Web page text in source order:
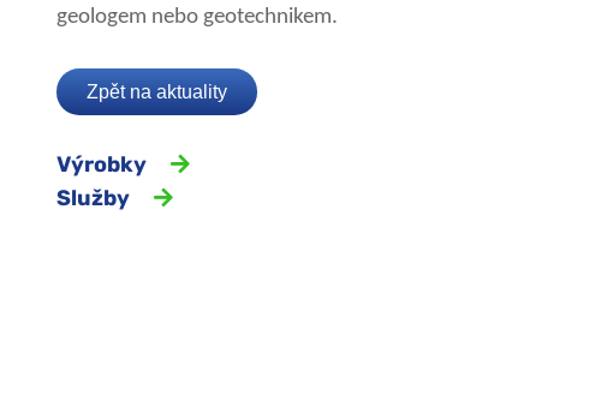
geologem nebo geotechnikem.
Zpět na aktuality
Výrobky
Služby